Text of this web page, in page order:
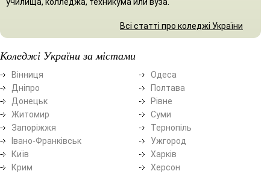
Всі статті про коледжі України
Коледжі України за містами
Вінниця
Дніпро
Донецьк
Житомир
Запоріжжя
Івано-Франківськ
Київ
Крим
Одеса
Полтава
Рівне
Суми
Тернопіль
Ужгород
Харків
Херсон